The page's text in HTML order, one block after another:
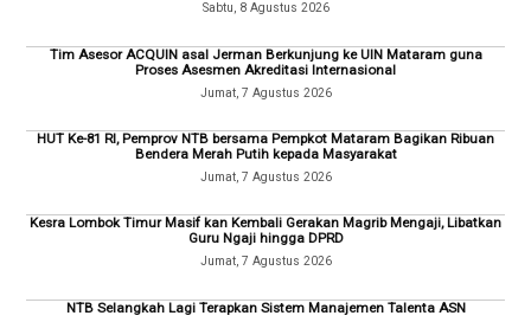
Sabtu, 8 Agustus 2026
Tim Asesor ACQUIN asal Jerman Berkunjung ke UIN Mataram guna
Proses Asesmen Akreditasi Internasional
Jumat, 7 Agustus 2026
HUT Ke-81 RI, Pemprov NTB bersama Pempkot Mataram Bagikan Ribuan
Bendera Merah Putih kepada Masyarakat
Jumat, 7 Agustus 2026
Kesra Lombok Timur Masif kan Kembali Gerakan Magrib Mengaji, Libatkan
Guru Ngaji hingga DPRD
Jumat, 7 Agustus 2026
NTB Selangkah Lagi Terapkan Sistem Manajemen Talenta ASN